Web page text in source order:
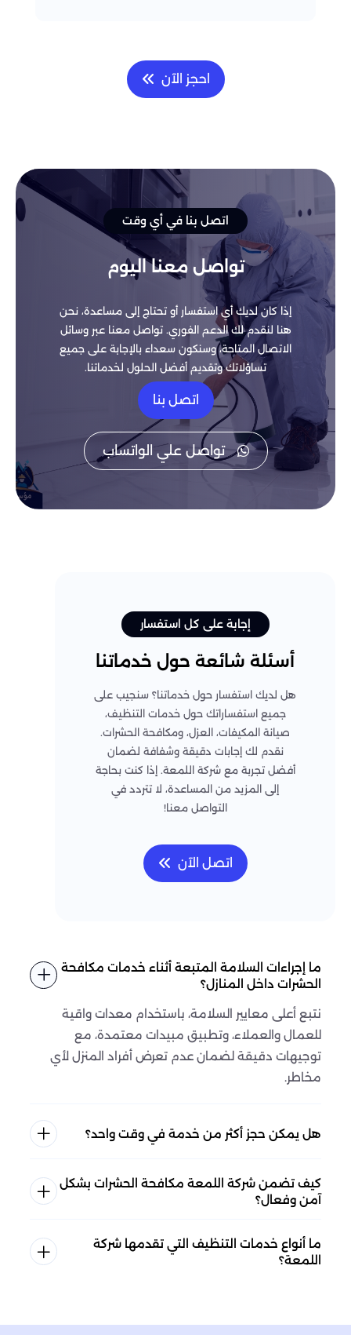
احجز الآن
اتصل بنا في أي وقت
تواصل معنا اليوم
إذا كان لديك أي استفسار أو تحتاج إلى مساعدة، نحن
هنا لنقدم لك الدعم الفوري. تواصل معنا عبر وسائل
الاتصال المتاحة، وسنكون سعداء بالإجابة على جميع
تساؤلاتك وتقديم أفضل الحلول لخدماتنا.
اتصل بنا
تواصل علي الواتساب
إجابة على كل استفسار
أسئلة شائعة حول خدماتنا
هل لديك استفسار حول خدماتنا؟ سنجيب على
جميع استفساراتك حول خدمات التنظيف،
صيانة المكيفات، العزل، ومكافحة الحشرات.
نقدم لك إجابات دقيقة وشفافة لضمان
أفضل تجربة مع شركة اللمعة. إذا كنت بحاجة
إلى المزيد من المساعدة، لا تتردد في
التواصل معنا!
اتصل الآن
ما إجراءات السلامة المتبعة أثناء خدمات مكافحة
الحشرات داخل المنازل؟
نتبع أعلى معايير السلامة، باستخدام معدات واقية
للعمال والعملاء، وتطبيق مبيدات معتمدة، مع
توجيهات دقيقة لضمان عدم تعرض أفراد المنزل لأي
مخاطر.
هل يمكن حجز أكثر من خدمة في وقت واحد؟
كيف تضمن شركة اللمعة مكافحة الحشرات بشكل
آمن وفعال؟
ما أنواع خدمات التنظيف التي تقدمها شركة
اللمعة؟